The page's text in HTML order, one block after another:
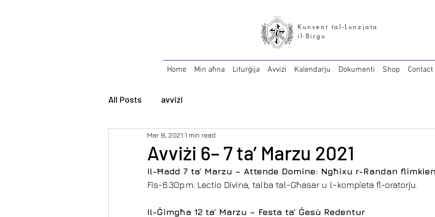
Kunvent tal-Lunzjata
il-Birgu
Home Min aħna Liturġija Avviżi Kalendarju Dokumenti Shop Contact
All Posts avviżi
Avviżi 6– 7 ta’ Marzu 2021
Mar 8, 2021 1 min read
Il-Ħadd 7 ta’ Marzu – Attende Domine: Ngħixu r-Randan flimkien
Fis-6:30p.m. Lectio Divina, talba tal-Għasar u l-kompieta fl-oratorju.
Il-Ġimgħa 12 ta’ Marzu – Festa ta’ Ġesù Redentur